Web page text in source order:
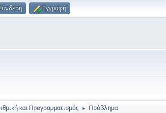
Εγγραφή
και Προγραμματισμός ► Πρόβλημα